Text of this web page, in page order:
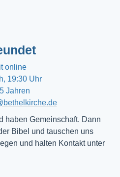
online
19:30 Uhr
Jahren
haben Gemeinschaft. Dann
Bibel und tauschen uns
und halten Kontakt unter